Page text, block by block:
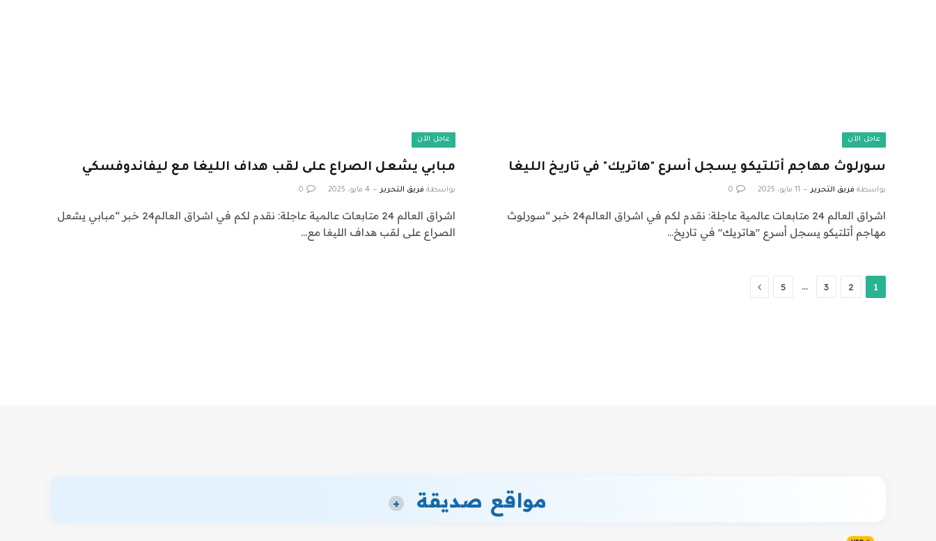
عاجل الآن
سورلوث مهاجم أتلتيكو يسجل أسرع "هاتريك" في تاريخ الليغا
بواسطة فريق التحرير 11 مايو، 2025 0
اشراق العالم 24 متابعات عالمية عاجلة: نقدم لكم في اشراق العالم24 خبر “سورلوث
مهاجم أتلتيكو يسجل أسرع "هاتريك" في تاريخ…
عاجل الآن
مبابي يشعل الصراع على لقب هداف الليغا مع ليفاندوفسكي
بواسطة فريق التحرير 4 مايو، 2025 0
اشراق العالم 24 متابعات عالمية عاجلة: نقدم لكم في اشراق العالم24 خبر “مبابي يشعل
الصراع على لقب هداف الليغا مع…
1
2
3
…
5 التالي
مواقع صديقة +